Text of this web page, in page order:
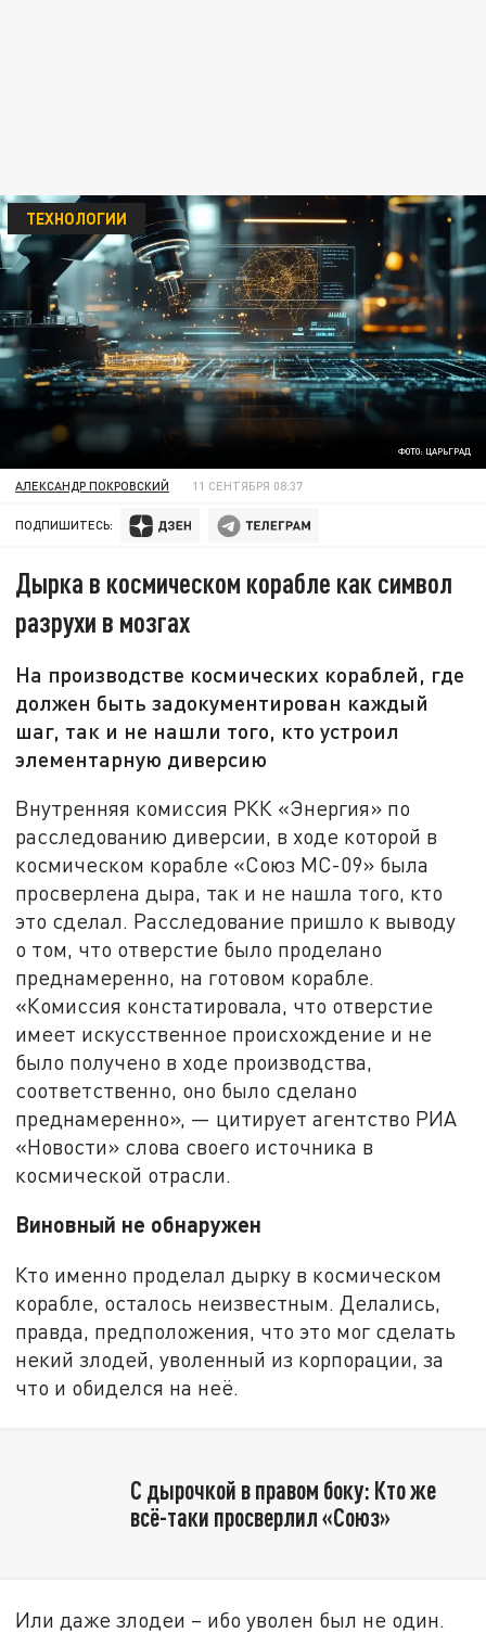
ФОТО: ЦАРЬГРАД
ТЕХНОЛОГИИ
АЛЕКСАНДР ПОКРОВСКИЙ 11 СЕНТЯБРЯ 08:37
ПОДПИШИТЕСЬ:
Дырка в космическом корабле как символ
разрухи в мозгах
На производстве космических кораблей, где
должен быть задокументирован каждый
шаг, так и не нашли того, кто устроил
элементарную диверсию
Внутренняя комиссия РКК «Энергия» по
расследованию диверсии, в ходе которой в
космическом корабле «Союз МС-09» была
просверлена дыра, так и не нашла того, кто
это сделал. Расследование пришло к выводу
о том, что отверстие было проделано
преднамеренно, на готовом корабле.
«Комиссия констатировала, что отверстие
имеет искусственное происхождение и не
было получено в ходе производства,
соответственно, оно было сделано
преднамеренно», — цитирует агентство РИА
«Новости» слова своего источника в
космической отрасли.
Виновный не обнаружен
Кто именно проделал дырку в космическом
корабле, осталось неизвестным. Делались,
правда, предположения, что это мог сделать
некий злодей, уволенный из корпорации, за
что и обиделся на неё.
С дырочкой в правом боку: Кто же
всё-таки просверлил «Союз»
Или даже злодеи – ибо уволен был не один.